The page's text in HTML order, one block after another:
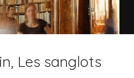
Les sanglots